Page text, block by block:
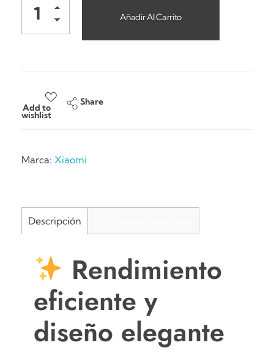
Añadir Al Carrito
Add to
wishlist
Share
Marca: Xiaomi
Descripción
Rendimiento
eficiente y
diseño elegante